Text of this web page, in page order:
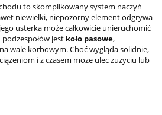
to skomplikowany system naczyń
niewielki, niepozorny element odgrywa
usterka może całkowicie unieruchomić
jest koło pasowe,
wale korbowym. Choć wygląda solidnie,
i z czasem może ulec zużyciu lub